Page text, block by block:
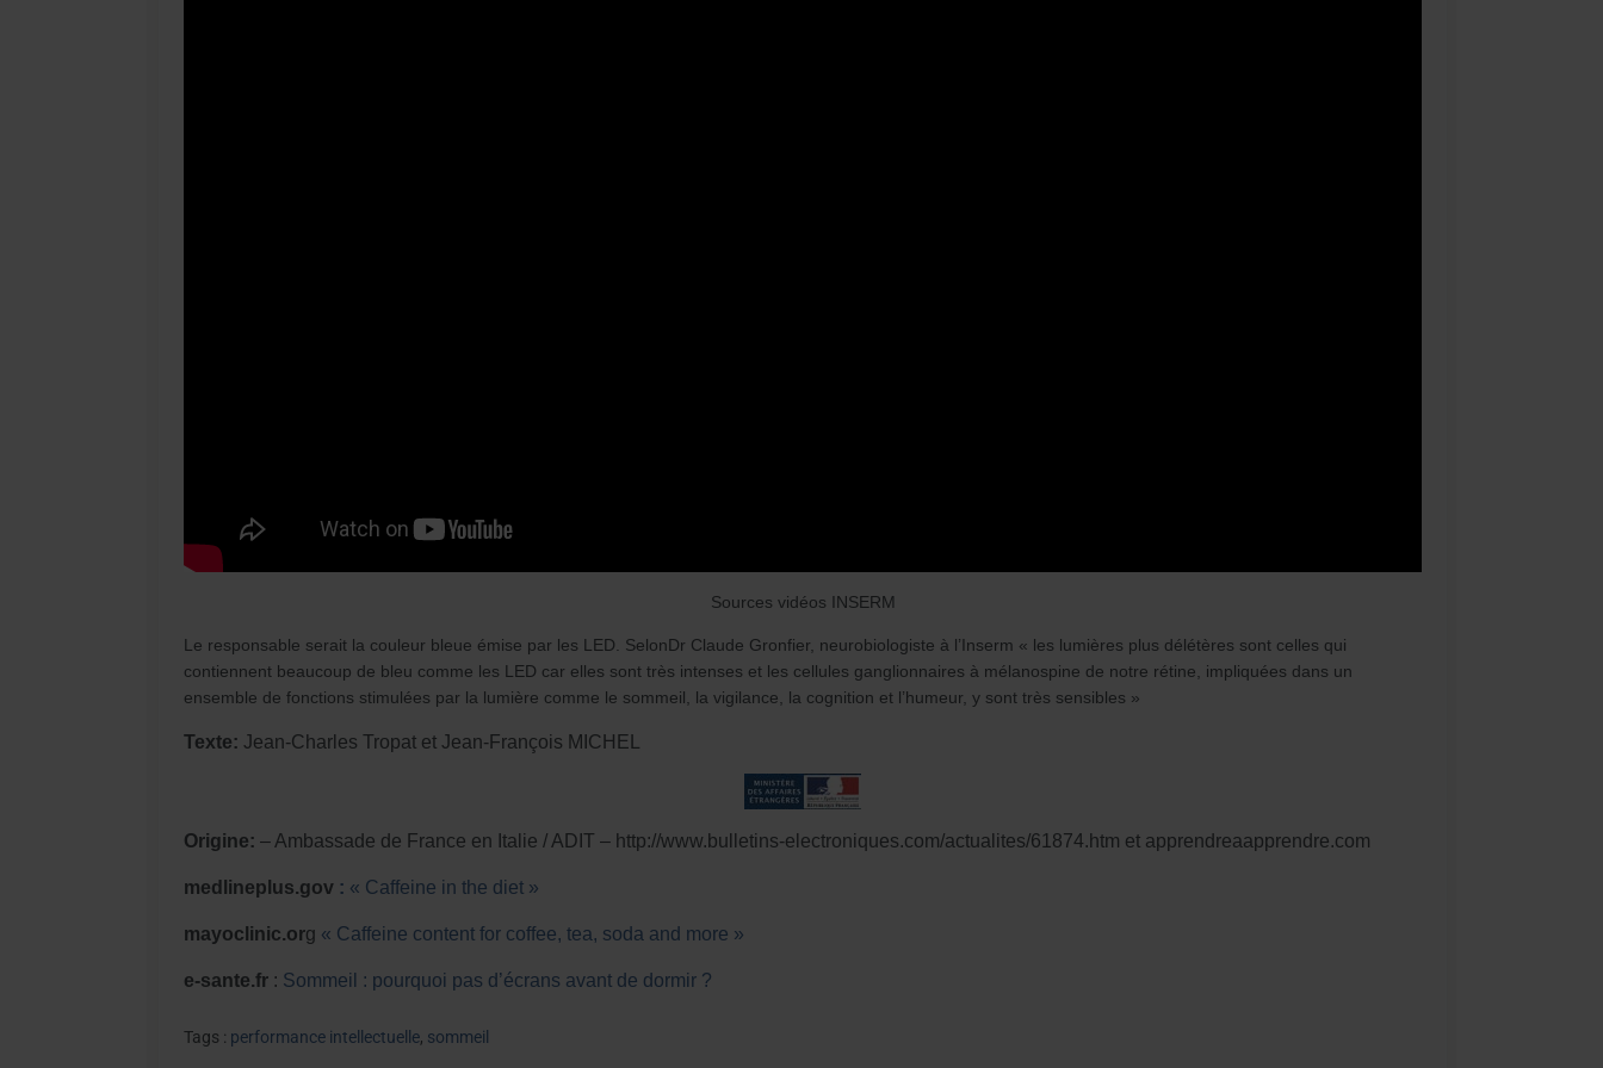
Sources vidéos INSERM
Le responsable serait la couleur bleue émise par les LED. SelonDr Claude Gronfier, neurobiologiste à l’Inserm « les lumières plus délétères sont celles qui
contiennent beaucoup de bleu comme les LED car elles sont très intenses et les cellules ganglionnaires à mélanospine de notre rétine, impliquées dans un
ensemble de fonctions stimulées par la lumière comme le sommeil, la vigilance, la cognition et l’humeur, y sont très sensibles »
Texte: Jean-Charles Tropat et Jean-François MICHEL
Origine: – Ambassade de France en Italie / ADIT – http://www.bulletins-electroniques.com/actualites/61874.htm et apprendreaapprendre.com
medlineplus.gov : « Caffeine in the diet »
mayoclinic.org « Caffeine content for coffee, tea, soda and more »
e-sante.fr : Sommeil : pourquoi pas d’écrans avant de dormir ?
Tags : performance intellectuelle, sommeil